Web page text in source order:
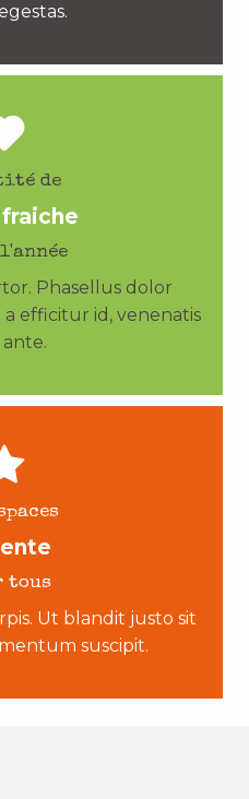
de
Phasellus dolor
efficitur id, venenatis
tous
Ut blandit justo sit
suscipit.